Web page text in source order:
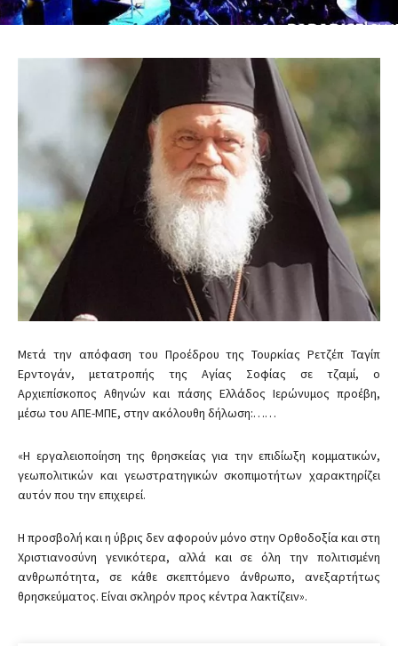
Μετά την απόφαση του Προέδρου της Τουρκίας Ρετζέπ Ταγίπ
Ερντογάν, μετατροπής της Αγίας Σοφίας σε τζαμί, ο
Αρχιεπίσκοπος Αθηνών και πάσης Ελλάδος Ιερώνυμος προέβη,
μέσω του ΑΠΕ-ΜΠΕ, στην ακόλουθη δήλωση:……
«Η εργαλειοποίηση της θρησκείας για την επιδίωξη κομματικών,
γεωπολιτικών και γεωστρατηγικών σκοπιμοτήτων χαρακτηρίζει
αυτόν που την επιχειρεί.
Η προσβολή και η ύβρις δεν αφορούν μόνο στην Ορθοδοξία και στη
Χριστιανοσύνη γενικότερα, αλλά και σε όλη την πολιτισμένη
ανθρωπότητα, σε κάθε σκεπτόμενο άνθρωπο, ανεξαρτήτως
θρησκεύματος. Είναι σκληρόν προς κέντρα λακτίζειν».